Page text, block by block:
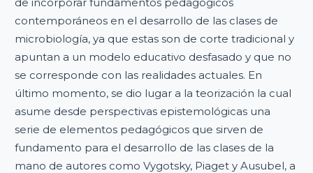
contemporáneos en el desarrollo de las clases de
microbiología, ya que estas son de corte tradicional y
apuntan a un modelo educativo desfasado y que no
se corresponde con las realidades actuales. En
último momento, se dio lugar a la teorización la cual
asume desde perspectivas epistemológicas una
serie de elementos pedagógicos que sirven de
fundamento para el desarrollo de las clases de la
mano de autores como Vygotsky, Piaget y Ausubel, a